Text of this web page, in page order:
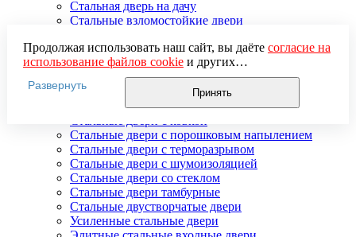
Стальная дверь на дачу
Стальные взломостойкие двери
Стальные двери в подъезд
Стальные двери внутреннего открывания
Стальные двери массив
Стальные двери мдф
Стальные двери с зеркалом
Стальные двери с порошковым напылением
Стальные двери с терморазрывом
Стальные двери с шумоизоляцией
Стальные двери со стеклом
Стальные двери тамбурные
Стальные двустворчатые двери
Усиленные стальные двери
Продолжая использовать наш сайт, вы даёте согласие на
использование файлов cookieи других
пользовательских данных (включая IP-адрес, сведения о
местоположении, устройстве, действиях на сайте и т. п.)
для функционирования сайта, проведения
использования систем аналитики (например,
Яндекс.Метрика), в соответствии с нашей
обработки персональных данных.
Если вы не хотите, чтобы ваши данные обрабатывались,
настройте ограничения в браузере или покиньте сайт.
Развернуть
Принять